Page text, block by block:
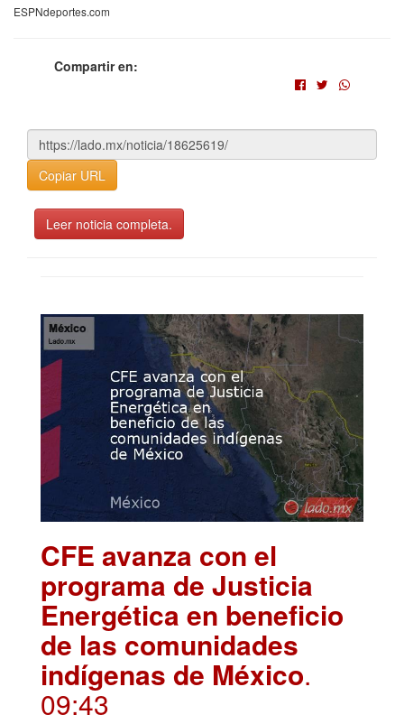
ESPNdeportes.com
Compartir en:
Copiar URL
Leer noticia completa.
CFE avanza con el
programa de Justicia
Energética en beneficio
de las comunidades
indígenas de México.
09:43